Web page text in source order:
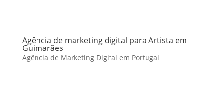
Agência de marketing digital para Artista em
Guimarães
Agência de Marketing Digital em Portugal